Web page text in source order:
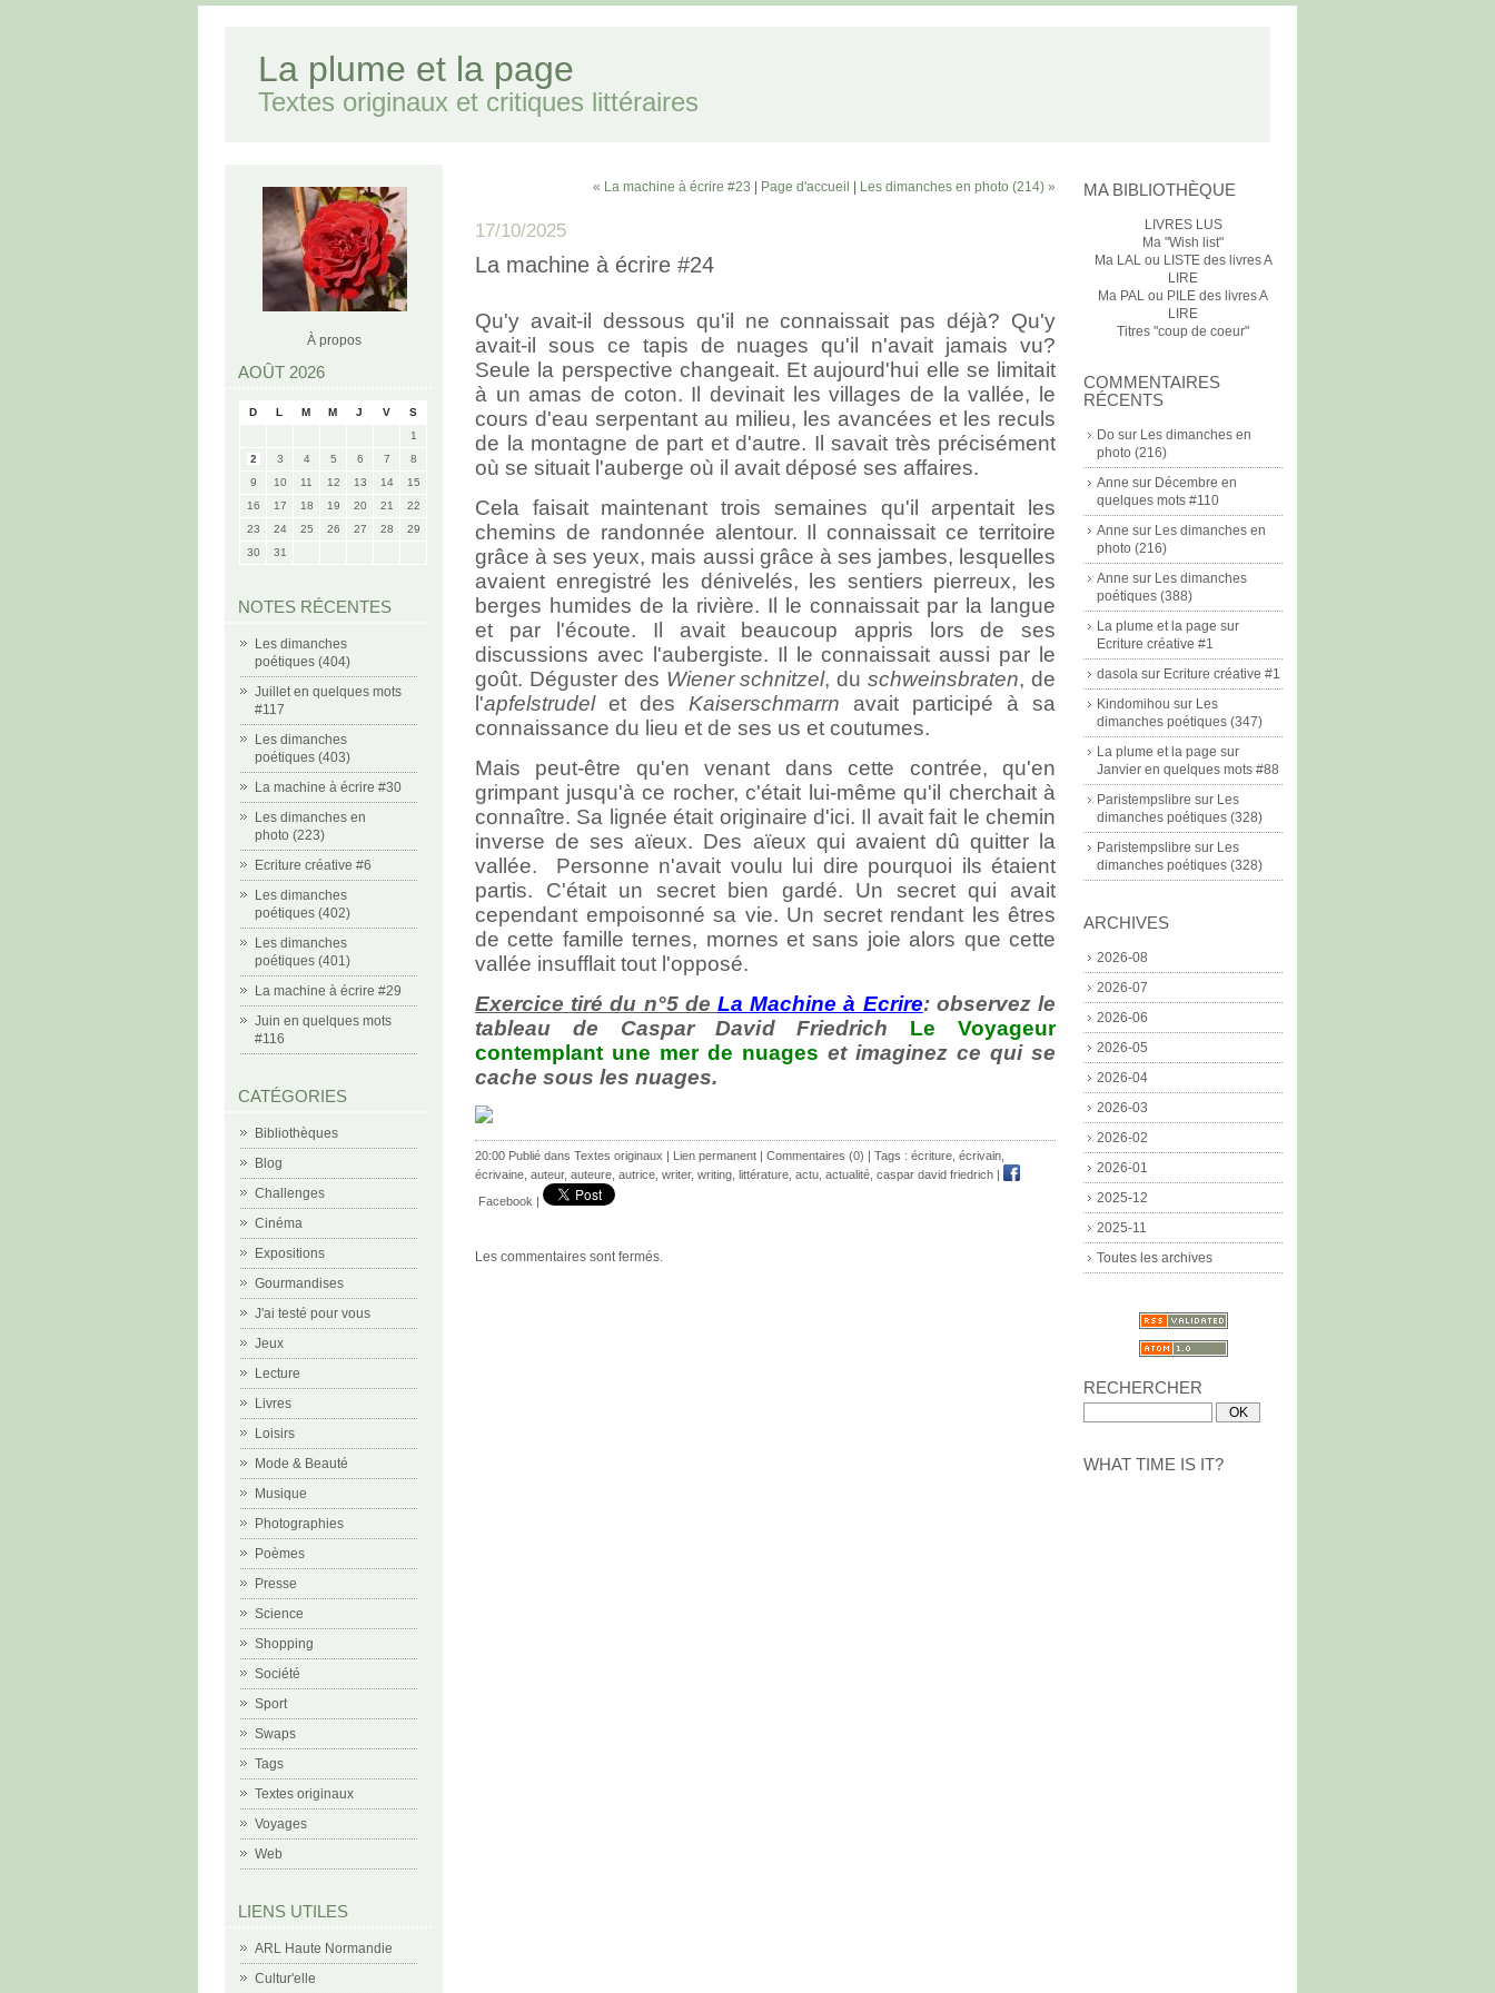
La plume et la page
Textes originaux et critiques littéraires
À propos
AOÛT 2026
D L M M J V
S
1
2
3 4 5 6 7
8
9
10 11 12 13 14
15
16
17 18 19 20 21
22
23
24 25 26 27 28
29
30
31
NOTES RÉCENTES
Les dimanches
poétiques (404)
Juillet en quelques mots
#117
Les dimanches
poétiques (403)
La machine à écrire #30
Les dimanches en
photo (223)
Ecriture créative #6
Les dimanches
poétiques (402)
Les dimanches
poétiques (401)
La machine à écrire #29
Juin en quelques mots
#116
CATÉGORIES
Bibliothèques
Blog
Challenges
Cinéma
Expositions
Gourmandises
J'ai testé pour vous
Jeux
Lecture
Livres
Loisirs
Mode & Beauté
Musique
Photographies
Poèmes
Presse
Science
Shopping
Société
Sport
Swaps
Tags
Textes originaux
Voyages
Web
LIENS UTILES
ARL Haute Normandie
Cultur'elle
MA BIBLIOTHÈQUE
LIVRES LUS
Ma "Wish list"
Ma LAL ou LISTE des livres A
LIRE
Ma PAL ou PILE des livres A
LIRE
Titres "coup de coeur"
COMMENTAIRES
RÉCENTS
Do sur Les dimanches en
photo (216)
Anne sur Décembre en
quelques mots #110
Anne sur Les dimanches en
photo (216)
Anne sur Les dimanches
poétiques (388)
La plume et la page sur
Ecriture créative #1
dasola sur Ecriture créative #1
Kindomihou sur Les
dimanches poétiques (347)
La plume et la page sur
Janvier en quelques mots #88
Paristempslibre sur Les
dimanches poétiques (328)
Paristempslibre sur Les
dimanches poétiques (328)
ARCHIVES
2026-08
2026-07
2026-06
2026-05
2026-04
2026-03
2026-02
2026-01
2025-12
2025-11
Toutes les archives
RECHERCHER
WHAT TIME IS IT?
« La machine à écrire #23 Page d'accueil Les dimanches en photo (214) »
17/10/2025
La machine à écrire #24
Qu'y avait-il dessous qu'il ne connaissait pas déjà? Qu'y
avait-il sous ce tapis de nuages qu'il n'avait jamais vu?
Seule la perspective changeait. Et aujourd'hui elle se limitait
à un amas de coton. Il devinait les villages de la vallée, le
cours d'eau serpentant au milieu, les avancées et les reculs
de la montagne de part et d'autre. Il savait très précisément
où se situait l'auberge où il avait déposé ses affaires.
Cela faisait maintenant trois semaines qu'il arpentait les
chemins de randonnée alentour. Il connaissait ce territoire
grâce à ses yeux, mais aussi grâce à ses jambes, lesquelles
avaient enregistré les dénivelés, les sentiers pierreux, les
berges humides de la rivière. Il le connaissait par la langue
et par l'écoute. Il avait beaucoup appris lors de ses
discussions avec l'aubergiste. Il le connaissait aussi par le
goût. Déguster des Wiener schnitzel, duschweinsbraten, de
l'apfelstrudelet des Kaiserschmarrn avait participé à sa
connaissance du lieu et de ses us et coutumes.
Mais peut-être qu'en venant dans cette contrée, qu'en
grimpant jusqu'à ce rocher, c'était lui-même qu'il cherchait à
connaître. Sa lignée était originaire d'ici. Il avait fait le chemin
inverse deses aïeux. Des aïeux qui avaient dû quitter la
vallée. Personne n'avait voulu lui dire pourquoi ils étaient
partis. C'était un secret bien gardé. Un secret qui avait
cependant empoisonné sa vie. Un secret rendant les êtres
de cette famille ternes, mornes et sans joie alors que cette
vallée insufflait tout l'opposé.
Exercice tiré du n°5 de La Machine à Ecrire: observez le
tableau de Caspar David Friedrich Le Voyageur
contemplant une mer de nuages et imaginez ce qui se
cache sous les nuages.
20:00 Publié dans Textes originaux | Lien permanent | Commentaires (0) | Tags : écriture écrivain
écrivaine auteur, auteure autrice writer, writing littérature actu actualité caspar david friedrich |
Facebook |
Les commentaires sont fermés.